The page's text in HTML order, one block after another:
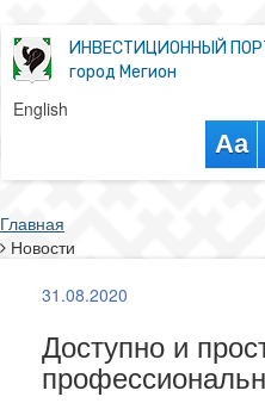
ИНВЕСТИЦИОННЫЙ
город Мегион
English
Aa
Главная
Новости
31.08.2020
Доступно и